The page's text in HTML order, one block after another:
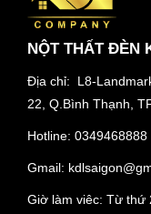
NỘT THẤT ĐÈN
Địa chỉ: L8-
22, Q.Bình Thạnh,
Hotline: 0349468888
Gmail:
Giờ làm viêc: Từ thứ